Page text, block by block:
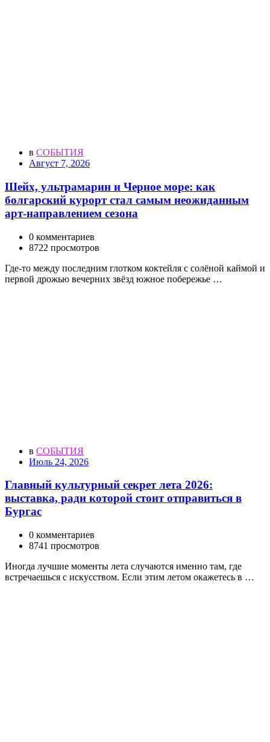
в СОБЫТИЯ
Август 7, 2026
Шейх, ультрамарин и Черное море: как
болгарский курорт стал самым неожиданным
арт-направлением сезона
0 комментариев
8722 просмотров
Где-то между последним глотком коктейля с солёной каймой и
первой дрожью вечерних звёзд южное побережье …
в СОБЫТИЯ
Июль 24, 2026
Главный культурный секрет лета 2026:
выставка, ради которой стоит отправиться в
Бургас
0 комментариев
8741 просмотров
Иногда лучшие моменты лета случаются именно там, где
встречаешься с искусством. Если этим летом окажетесь в …